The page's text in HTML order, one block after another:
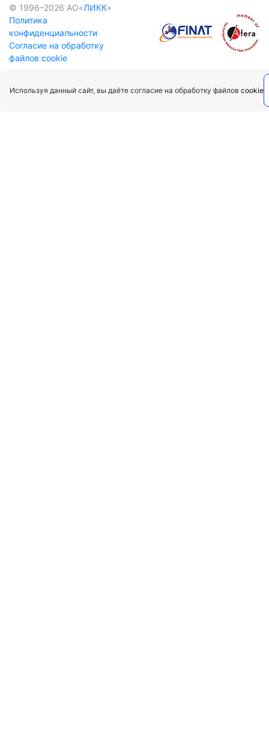
© 1996–2026 АО«ЛИКК»
Политика
конфиденциальности
Cогласие на обработку
файлов cookie
Используя данный сайт, вы даёте согласие на обработку файлов cookie